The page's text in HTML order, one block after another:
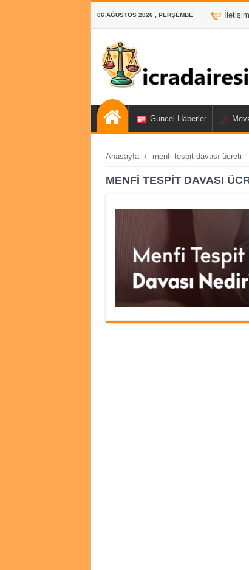
06 AĞUSTOS 2026 , PERŞEMBE İletişim
Güncel Haberler
Anasayfa / menfi tespit davası ücreti
MENFI TESPIT DAVASI